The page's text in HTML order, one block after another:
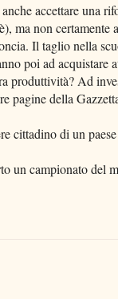
accettare una
ma non certamente
Il taglio nella
poi ad acquistare
produttività? Ad
pagine della
cittadino di un
un campionato del